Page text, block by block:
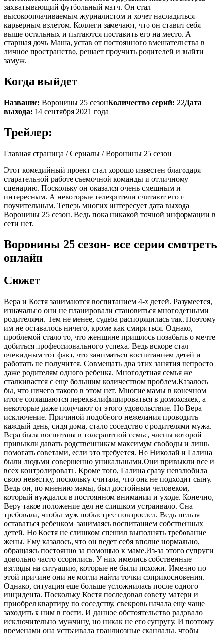
захватывающий футбольный матч. Он стал
высокооплачиваемым журналистом и хочет насладиться
карьерным взлетом. Коллеги замечают, что он ставит себя
выше остальных и пытаются поставить его на место. А
старшая дочь Маша, устав от постоянного вмешательства в
личное пространство, решает проучить родителей и выйти
замуж.
Когда выйдет
Название: Воронины 25 сезонКоличество серий: 22Дата
выхода: 14 сентября 2021 года
Трейлер:
Главная страница / Сериалы / Воронины 25 сезон
Этот комедийный проект стал хорошо известен благодаря
старательной работе съемочной команды и отличному
сценарию. Поскольку он оказался очень смешным и
интересным. А некоторые телезрители считают его и
поучительным. Теперь многих интересует дата выхода
Воронины 25 сезон. Ведь пока никакой точной информации в
сети нет.
Воронины 25 сезон- все серии смотреть
онлайн
Сюжет
Вера и Костя занимаются воспитанием 4-х детей. Разумеется,
изначально они не планировали становиться многодетными
родителями. Тем не менее, судьба распорядилась так. Поэтому
им не оставалось ничего, кроме как смириться. Однако,
проблемой стало то, что женщине пришлось позабыть о мечте
добиться профессионального успеха. Ведь вскоре стал
очевидным тот факт, что заниматься воспитанием детей и
работать не получится. Совмещать два этих занятия непросто
даже родителям одного ребенка. Многодетная семья же
сталкивается с еще большим количеством проблем.Казалось
бы, что ничего такого в этом нет. Многие мамы в конечном
итоге соглашаются переквалифицироваться в домохозяек, а
некоторые даже получают от этого удовольствие. Но Вера
исключение. Причиной подобного нежелания проводить
каждый день, сидя дома, стало соседство с родителями мужа.
Вера была воспитана в толерантной семье, члены которой
привыкли давать родственникам максимум свободы и лишь
помогать советами, если это требуется. Но Николай и Галина
были людьми совершенно уникальными.Они привыкли все и
всех контролировать. Кроме того, Галина сразу невзлюбила
свою невестку, поскольку считала, что она не подходит сыну.
Ведь он, по мнению мамы, был достойным человеком,
который нуждался в постоянном внимании и уходе. Конечно,
Веру такое положение дел не слишком устраивало. Она
требовала, чтобы муж побыстрее повзрослел. Ведь нельзя
оставаться ребенком, занимаясь воспитанием собственных
детей. Но Костя не слишком спешил выполнять требование
жены. Ему казалось, что он ведет себя вполне нормально,
обращаясь постоянно за помощью к маме.Из-за этого супруги
довольно часто ссорились. У них имелись собственные
взгляды на ситуацию, которые не были похожи. Именно по
этой причине они не могли найти точки соприкосновения.
Однако, ситуация еще больше усложнилась после одного
инцидента. Поскольку Костя последовал совету матери и
приобрел квартиру по соседству, свекровь начала еще чаще
заходить к ним в гости. И данное обстоятельство радовало
исключительно мужчину, но никак не его супругу. И поэтому
временами она устраивала грандиозные скандалы, чтобы